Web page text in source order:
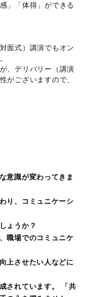
」「体得」ができる
面式）講演でもオン
。
、デリバリー（講演
がございますので、
意識が変わってきま
り、コミュニケーシ
ょうか？
職場でのコミュニケ
上させたい人などに
されています。 「共